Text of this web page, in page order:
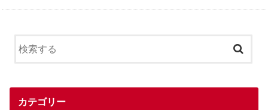
カテゴリー